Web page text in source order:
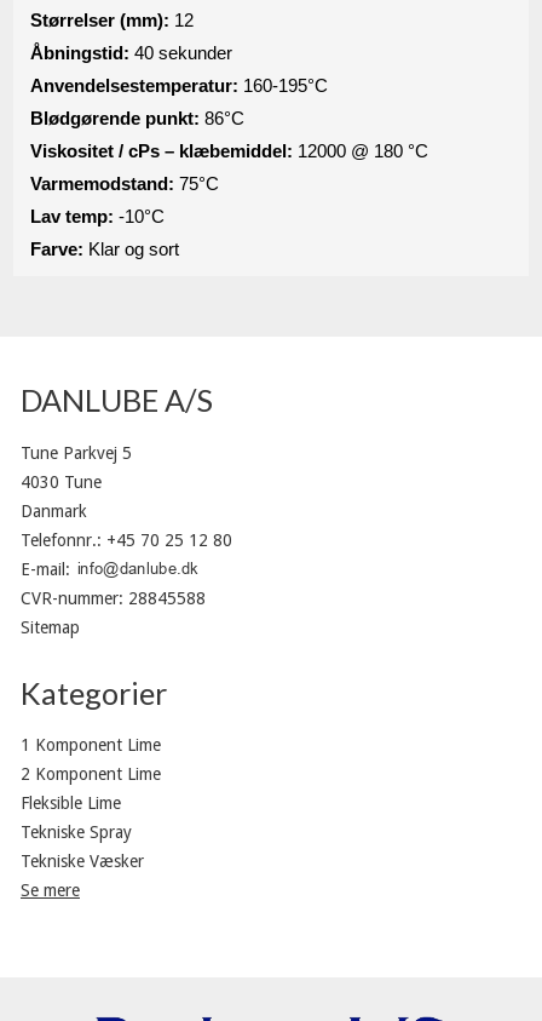
Størrelser (mm): 12
Åbningstid: 40 sekunder
Anvendelsestemperatur: 160-195°C
Blødgørende punkt: 86°C
Viskositet / cPs – klæbemiddel: 12000 @ 180 °C
Varmemodstand: 75°C
Lav temp: -10°C
Farve: Klar og sort
DANLUBE A/S
Tune Parkvej 5
4030 Tune
Danmark
Telefonnr.: +45 70 25 12 80
E-mail :
CVR-nummer: 28845588
Sitemap
Kategorier
1 Komponent Lime
2 Komponent Lime
Fleksible Lime
Tekniske Spray
Tekniske Væsker
Se mere